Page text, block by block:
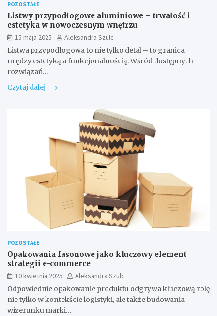
POZOSTAŁE
Listwy przypodłogowe aluminiowe – trwałość i
estetyka w nowoczesnym wnętrzu
15 maja 2025
Aleksandra Szulc
Listwa przypodłogowa to nie tylko detal – to granica
między estetyką a funkcjonalnością. Wśród dostępnych
rozwiązań…
Czytaj dalej
POZOSTAŁE
Opakowania fasonowe jako kluczowy element
strategii e-commerce
10 kwietnia 2025
Aleksandra Szulc
Odpowiednie opakowanie produktu odgrywa kluczową rolę
nie tylko w kontekście logistyki, ale także budowania
wizerunku marki…